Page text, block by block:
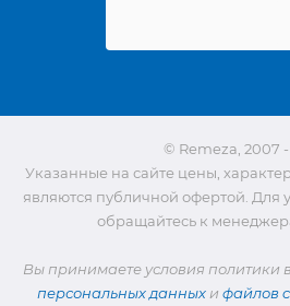
© Remeza, 2007
Указанные на сайте цены,
являются публичной офертой. Для
обращайтесь к
Вы принимаете условия политики
персональных данныхи файлов